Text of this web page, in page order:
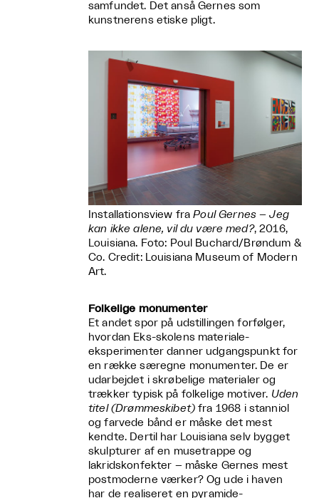
samfundet. Det anså Gernes som
kunstnerens etiske pligt.
Installationsview fraPoul Gernes – Jeg
kan ikke alene, vil du være med?, 2016,
Louisiana. Foto: Poul Buchard/Brøndum &
Co. Credit: Louisiana Museum of Modern
Art.
Folkelige monumenter
Et andet spor på udstillingen forfølger,
hvordan Eks-skolens materiale-
eksperimenter danner udgangspunkt for
en række særegne monumenter. De er
udarbejdet i skrøbelige materialer og
trækker typisk på folkelige motiver. Uden
titel (Drømmeskibet) fra 1968 i stanniol
og farvede bånd er måske det mest
kendte. Dertil har Louisiana selv bygget
skulpturer af en musetrappe og
lakridskonfekter – måske Gernes mest
postmoderne værker? Og ude i haven
har de realiseret en pyramide-